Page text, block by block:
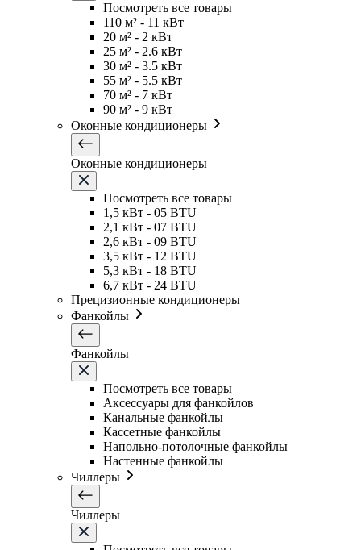
Посмотреть все товары
110 м² - 11 кВт
20 м² - 2 кВт
25 м² - 2.6 кВт
30 м² - 3.5 кВт
55 м² - 5.5 кВт
70 м² - 7 кВт
90 м² - 9 кВт
Оконные кондиционеры
Оконные кондиционеры
Посмотреть все товары
1,5 кВт - 05 BTU
2,1 кВт - 07 BTU
2,6 кВт - 09 BTU
3,5 кВт - 12 BTU
5,3 кВт - 18 BTU
6,7 кВт - 24 BTU
Прецизионные кондиционеры
Фанкойлы
Фанкойлы
Посмотреть все товары
Аксессуары для фанкойлов
Канальные фанкойлы
Кассетные фанкойлы
Напольно-потолочные фанкойлы
Настенные фанкойлы
Чиллеры
Чиллеры